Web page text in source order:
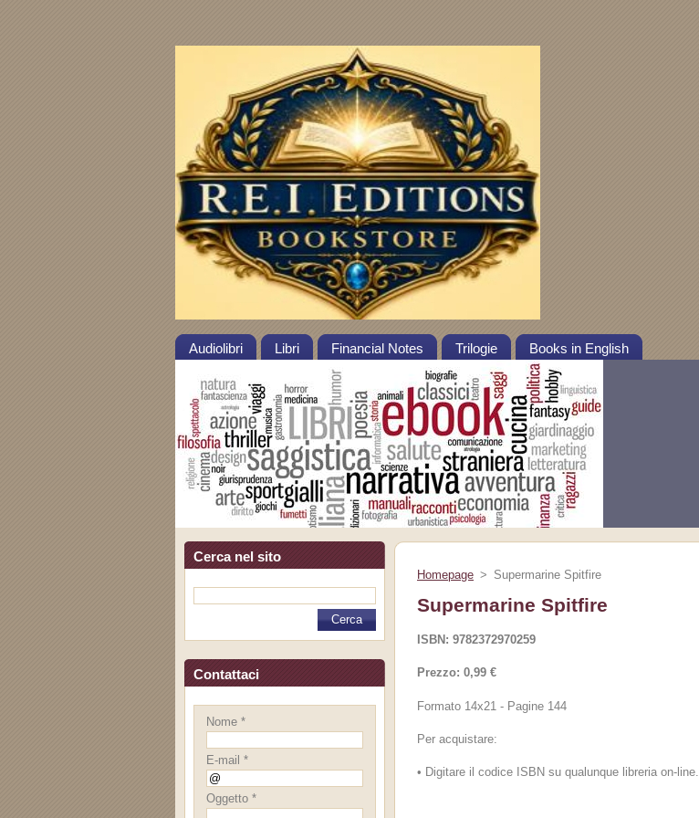
Audiolibri Libri Financial Notes Trilogie Books in English
Cerca nel sito
Contattaci
Nome *
E-mail *
Oggetto *
Homepage > Supermarine Spitfire
Supermarine Spitfire
ISBN: 9782372970259
Prezzo: 0,99 €
Formato 14x21 - Pagine 144
Per acquistare:
• Digitare il codice ISBN su qualunque libreria on-line.